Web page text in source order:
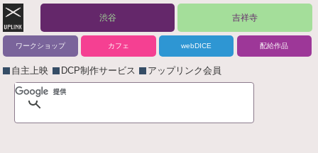
渋谷 吉祥寺
ワークショップ カフェ webDICE 配給作品
自主上映 DCP制作サービス アップリンク会員